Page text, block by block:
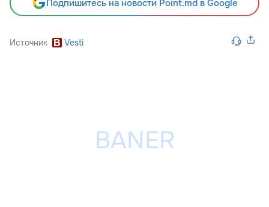
Подпишитесь на новости Point.md в Google
Источник Vesti